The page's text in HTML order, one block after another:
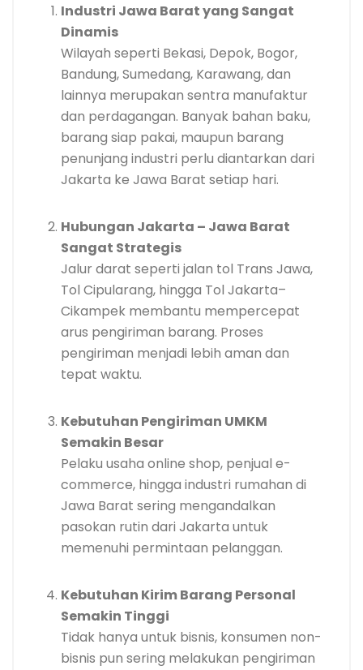
Industri Jawa Barat yang Sangat
Dinamis
Wilayah seperti Bekasi, Depok, Bogor,
Bandung, Sumedang, Karawang, dan
lainnya merupakan sentra manufaktur
dan perdagangan. Banyak bahan baku,
barang siap pakai, maupun barang
penunjang industri perlu diantarkan dari
Jakarta ke Jawa Barat setiap hari.
Hubungan Jakarta – Jawa Barat
Sangat Strategis
Jalur darat seperti jalan tol Trans Jawa,
Tol Cipularang, hingga Tol Jakarta–
Cikampek membantu mempercepat
arus pengiriman barang. Proses
pengiriman menjadi lebih aman dan
tepat waktu.
Kebutuhan Pengiriman UMKM
Semakin Besar
Pelaku usaha online shop, penjual e-
commerce, hingga industri rumahan di
Jawa Barat sering mengandalkan
pasokan rutin dari Jakarta untuk
memenuhi permintaan pelanggan.
Kebutuhan Kirim Barang Personal
Semakin Tinggi
Tidak hanya untuk bisnis, konsumen non-
bisnis pun sering melakukan pengiriman